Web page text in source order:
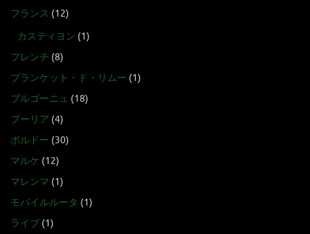
フランス (12)
カスティヨン (1)
フレンチ (8)
ブランケット・ド・リムー (1)
ブルゴーニュ (18)
プーリア (4)
ボルドー (30)
マルケ (12)
マレンマ (1)
モバイルルータ (1)
ライブ (1)